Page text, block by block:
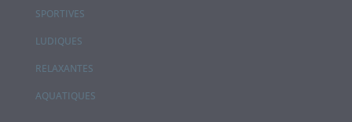
SPORTIVES
LUDIQUES
RELAXANTES
AQUATIQUES